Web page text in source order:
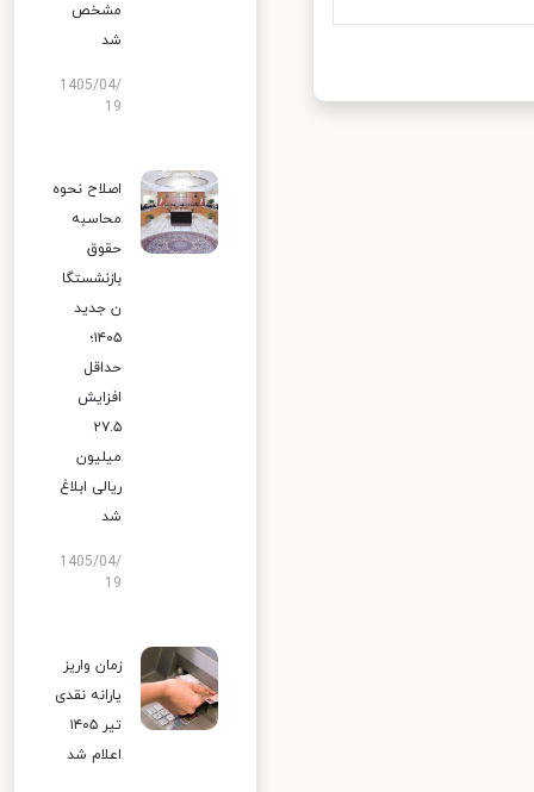
مشخص
شد
1405/04/
19
اصلاح نحوه
محاسبه
حقوق
بازنشستگا
ن جدید
۱۴۰۵؛
حداقل
افزایش
۲۷.۵
میلیون
ریالی ابلاغ
شد
1405/04/
19
زمان واریز
یارانه نقدی
تیر ۱۴۰۵
اعلام شد